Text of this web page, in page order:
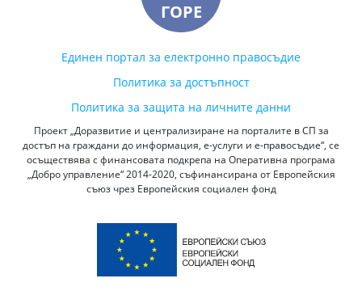
ГОРЕ
Единен портал за електронно правосъдие
Политика за достъпност
Политика за защита на личните данни
Проект „Доразвитие и централизиране на порталите в СП за
достъп на граждани до информация, е-услуги и е-правосъдие“, се
осъществява с финансовата подкрепа на Оперативна програма
„Добро управление“ 2014-2020, съфинансирана от Европейския
съюз чрез Европейския социален фонд